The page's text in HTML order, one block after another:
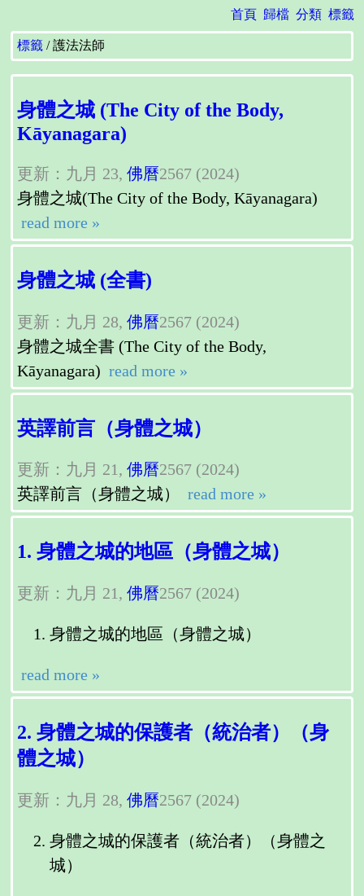
首頁 歸檔 分類 標籤
標籤 護法法師
身體之城 (The City of the Body,
Kāyanagara)
更新：九月 23, 佛曆2567 (2024)
身體之城(The City of the Body, Kāyanagara)
read more »
身體之城 (全書)
更新：九月 28, 佛曆2567 (2024)
身體之城全書 (The City of the Body,
Kāyanagara) read more »
英譯前言（身體之城）
更新：九月 21, 佛曆2567 (2024)
英譯前言（身體之城）
read more »
1. 身體之城的地區（身體之城）
更新：九月 21, 佛曆2567 (2024)
身體之城的地區（身體之城）
read more »
2. 身體之城的保護者（統治者）（身
體之城）
更新：九月 28, 佛曆2567 (2024)
身體之城的保護者（統治者）（身體之
城）